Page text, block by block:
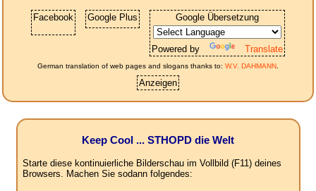
Facebook Google Plus Google Übersetzung
Powered by Translate
German translation of web pages and slogans thanks to: W.V. DAHMANN.
Anzeigen
Keep Cool ... STHOPD die Welt
Starte diese kontinuierliche Bilderschau im Vollbild (F11) deines
Browsers. Machen Sie sodann folgendes: